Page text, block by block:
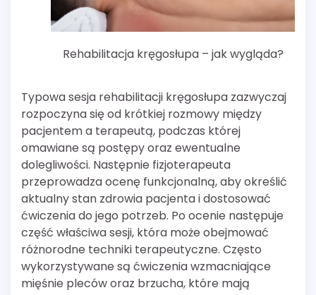
Rehabilitacja kręgosłupa – jak wygląda?
Typowa sesja rehabilitacji kręgosłupa zazwyczaj
rozpoczyna się od krótkiej rozmowy między
pacjentem a terapeutą, podczas której
omawiane są postępy oraz ewentualne
dolegliwości. Następnie fizjoterapeuta
przeprowadza ocenę funkcjonalną, aby określić
aktualny stan zdrowia pacjenta i dostosować
ćwiczenia do jego potrzeb. Po ocenie następuje
część właściwa sesji, która może obejmować
różnorodne techniki terapeutyczne. Często
wykorzystywane są ćwiczenia wzmacniające
mięśnie pleców oraz brzucha, które mają